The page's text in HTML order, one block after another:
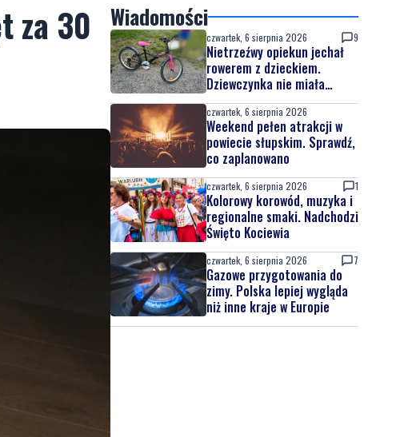
za 30
Wiadomości
czwartek, 6 sierpnia 2026 9
Nietrzeźwy opiekun jechał
rowerem z dzieckiem.
Dziewczynka nie miała
kasku
czwartek, 6 sierpnia 2026
Weekend pełen atrakcji w
powiecie słupskim. Sprawdź,
co zaplanowano
czwartek, 6 sierpnia 2026 1
Kolorowy korowód, muzyka i
regionalne smaki. Nadchodzi
Święto Kociewia
czwartek, 6 sierpnia 2026 7
Gazowe przygotowania do
zimy. Polska lepiej wygląda
niż inne kraje w Europie